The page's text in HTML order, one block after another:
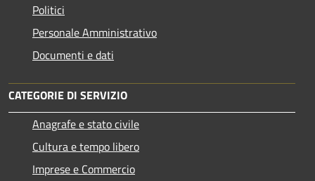
Politici
Personale Amministrativo
Documenti e dati
CATEGORIE DI SERVIZIO
Anagrafe e stato civile
Cultura e tempo libero
Imprese e Commercio